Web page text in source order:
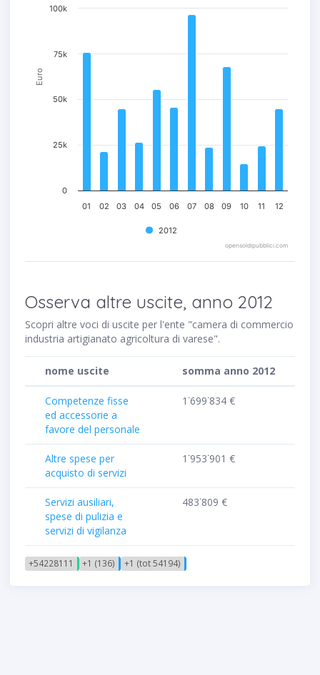
Euro
2012
01 08
02 03 04 05 06 07 09 10 11 12
0
25k
50k
75k
100k
opensoldipubblici.com
Osserva altre uscite, anno 2012
Scopri altre voci di uscite per l'ente "camera di commercio
industria artigianato agricoltura di varese".
nome uscite somma anno 2012
Competenze fisse
ed accessorie a
favore del personale
1˙699˙834 €
Altre spese per
acquisto di servizi
1˙953˙901 €
Servizi ausiliari,
spese di pulizia e
servizi di vigilanza
483˙809 €
+54228111 +1 (136) +1 (tot 54194)